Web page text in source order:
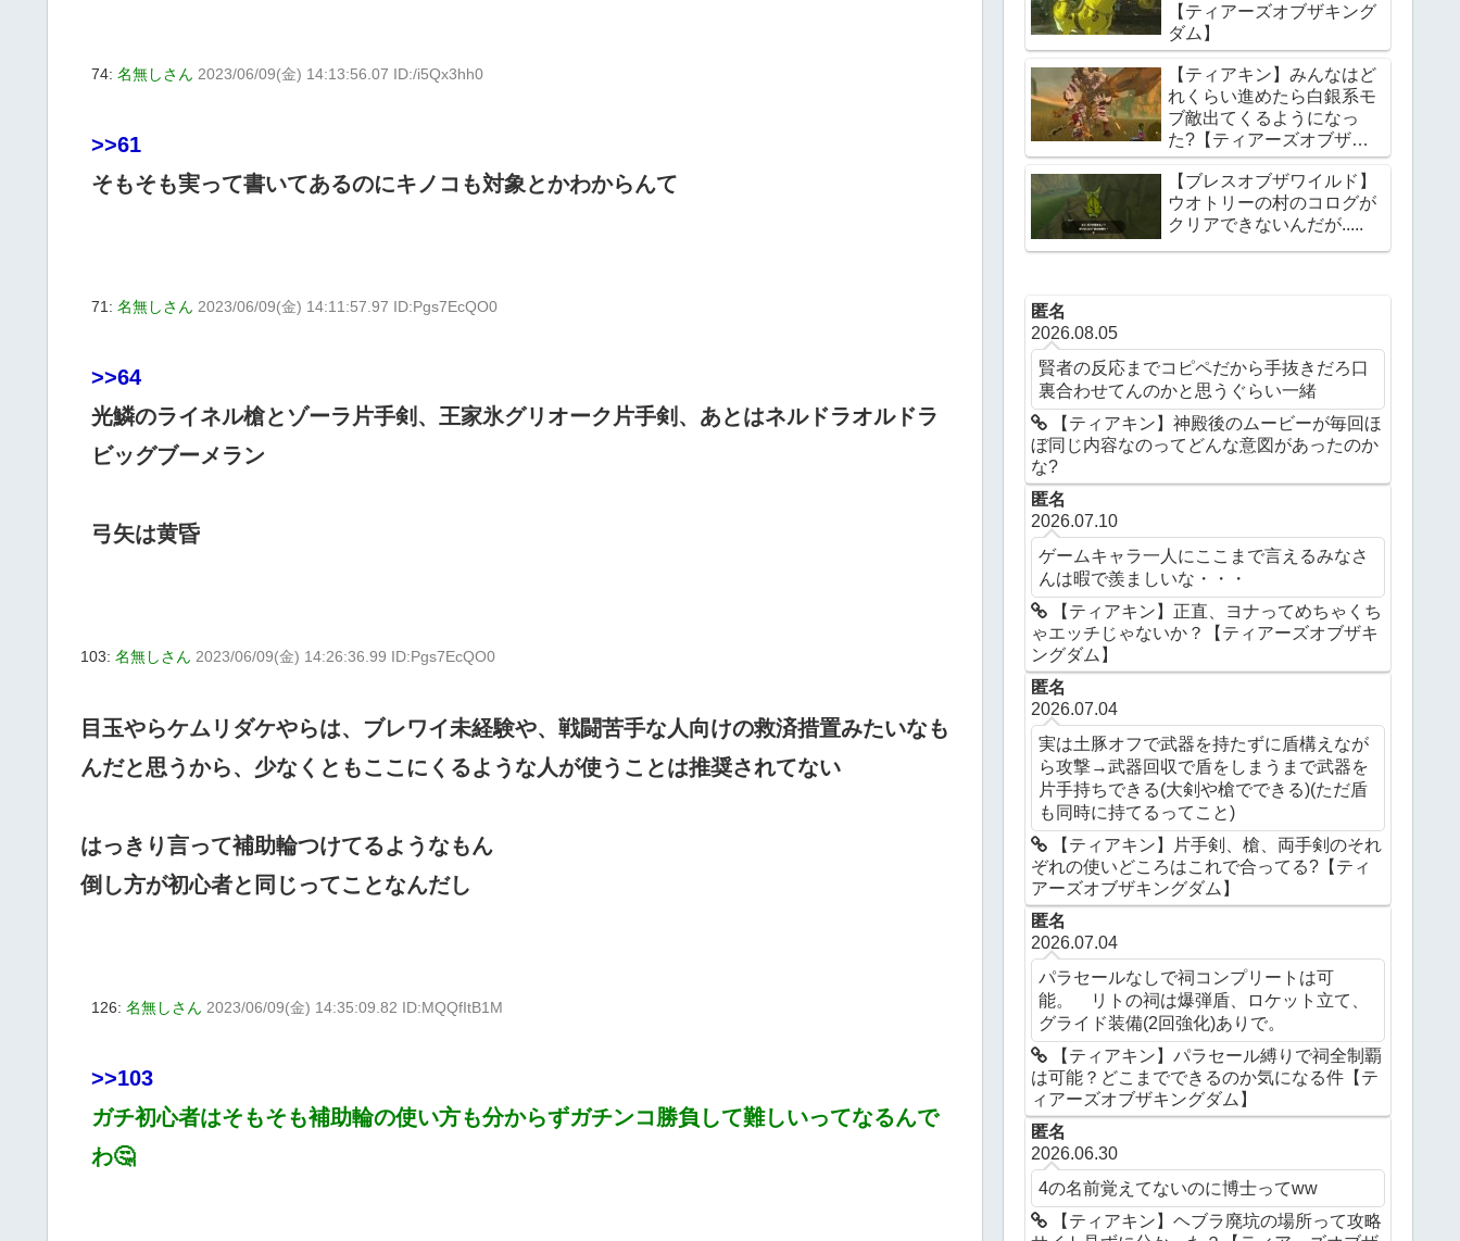
74: 名無しさん 2023/06/09(金) 14:13:56.07 ID:/i5Qx3hh0
>>61
そもそも実って書いてあるのにキノコも対象とかわからんて
71: 名無しさん 2023/06/09(金) 14:11:57.97 ID:Pgs7EcQO0
>>64
光鱗のライネル槍とゾーラ片手剣、王家氷グリオーク片手剣、あとはネルドラオルドラ
ビッグブーメラン
弓矢は黄昏
103: 名無しさん 2023/06/09(金) 14:26:36.99 ID:Pgs7EcQO0
目玉やらケムリダケやらは、ブレワイ未経験や、戦闘苦手な人向けの救済措置みたいなも
んだと思うから、少なくともここにくるような人が使うことは推奨されてない
はっきり言って補助輪つけてるようなもん
倒し方が初心者と同じってことなんだし
126: 名無しさん 2023/06/09(金) 14:35:09.82 ID:MQQfItB1M
>>103
ガチ初心者はそもそも補助輪の使い方も分からずガチンコ勝負して難しいってなるんで
わ🤔
【ティアーズオブザキング
ダム】
【ティアキン】みんなはど
れくらい進めたら白銀系モ
ブ敵出てくるようになっ
た?【ティアーズオブザキ
ングダム】
【ブレスオブザワイルド】
ウオトリーの村のコログが
クリアできないんだが.....
匿名
2026.08.05
賢者の反応までコピペだから手抜きだろ口
裏合わせてんのかと思うぐらい一緒
【ティアキン】神殿後のムービーが毎回ほ
ぼ同じ内容なのってどんな意図があったのか
な?
匿名
2026.07.10
ゲームキャラ一人にここまで言えるみなさ
んは暇で羨ましいな・・・
【ティアキン】正直、ヨナってめちゃくち
ゃエッチじゃないか？【ティアーズオブザキ
ングダム】
匿名
2026.07.04
実は土豚オフで武器を持たずに盾構えなが
ら攻撃→武器回収で盾をしまうまで武器を
片手持ちできる(大剣や槍でできる)(ただ盾
も同時に持てるってこと)
【ティアキン】片手剣、槍、両手剣のそれ
ぞれの使いどころはこれで合ってる?【ティ
アーズオブザキングダム】
匿名
2026.07.04
パラセールなしで祠コンプリートは可
能。 リトの祠は爆弾盾、ロケット立て、
グライド装備(2回強化)ありで。
【ティアキン】パラセール縛りで祠全制覇
は可能？どこまでできるのか気になる件【テ
ィアーズオブザキングダム】
匿名
2026.06.30
4の名前覚えてないのに博士ってww
【ティアキン】ヘブラ廃坑の場所って攻略